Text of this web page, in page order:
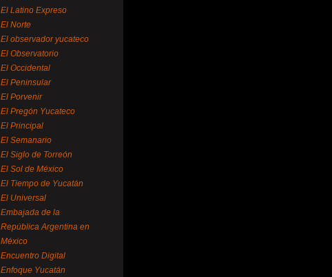
El Latino Expreso
El Norte
El observador yucateco
El Observatorio
El Occidental
El Peninsular
El Porvenir
El Pregón Yucateco
El Principal
El Semanario
El Siglo de Torreón
El Sol de México
El Tiempo de Yucatán
El Universal
Embajada de la
República Argentina en
México
Encuentro Digital
Enfoque Yucatán